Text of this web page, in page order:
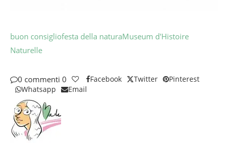
buon consigliofesta della naturaMuseum d'Histoire
Naturelle
0 commenti 0 Facebook Twitter
Pinterest
Whatsapp
Email